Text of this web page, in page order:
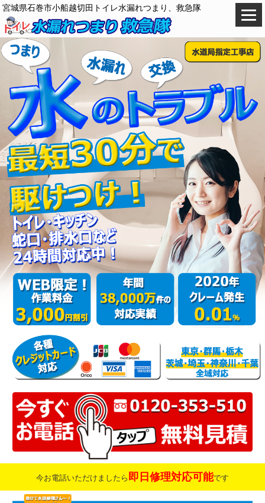
宮城県石巻市小船越切田トイレ水漏れつまり、救急隊
今お電話いただけましたら 即日修理対応可能です